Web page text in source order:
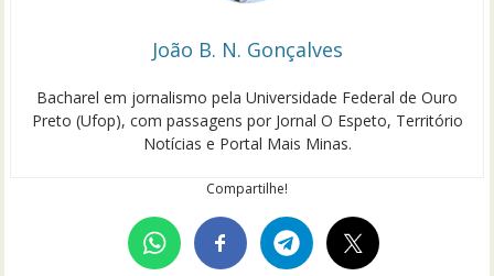
João B. N. Gonçalves
Bacharel em jornalismo pela Universidade Federal de Ouro
Preto (Ufop), com passagens por Jornal O Espeto, Território
Notícias e Portal Mais Minas.
Compartilhe!